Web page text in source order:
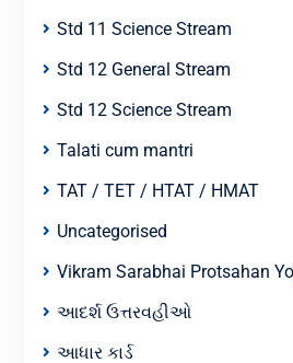
Std 11 Science Stream
Std 12 General Stream
Std 12 Science Stream
Talati cum mantri
TAT / TET / HTAT / HMAT
Uncategorised
Vikram Sarabhai Protsahan
આદર્શ ઉત્તરવહીઓ
આધાર કાર્ડ